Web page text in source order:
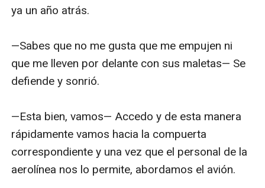
ya un año atrás.
—Sabes que no me gusta que me empujen ni
que me lleven por delante con sus maletas— Se
defiende y sonrió.
—Esta bien, vamos— Accedo y de esta manera
rápidamente vamos hacia la compuerta
correspondiente y una vez que el personal de la
aerolínea nos lo permite, abordamos el avión.